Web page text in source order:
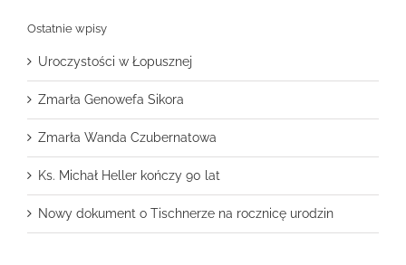
Ostatnie wpisy
Uroczystości w Łopusznej
Zmarła Genowefa Sikora
Zmarła Wanda Czubernatowa
Ks. Michał Heller kończy 90 lat
Nowy dokument o Tischnerze na rocznicę urodzin